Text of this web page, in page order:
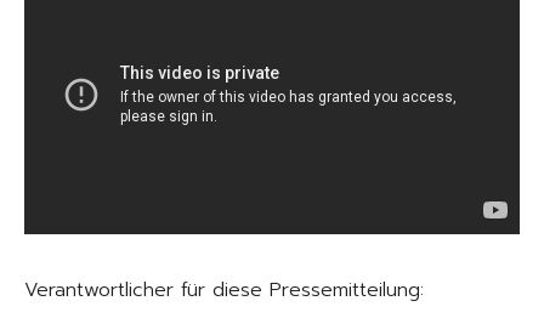
Verantwortlicher für diese Pressemitteilung: